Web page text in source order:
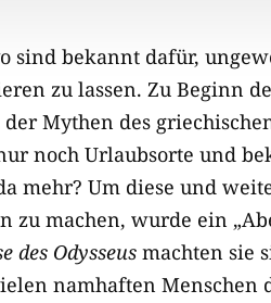
sind bekannt dafür,
zu lassen. Zu Beginn
der Mythen des
noch Urlaubsorte und
mehr? Um diese und
zu machen, wurde ein
des Odysseus machten sie
namhaften Menschen